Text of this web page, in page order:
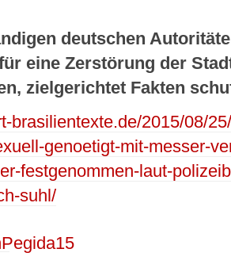
deutschen
eine Zerstörung der
zielgerichtet Fakten
brasilientexte.de/2015/08/
genoetigt-mit-messer-
festgenommen-laut-
suhl/